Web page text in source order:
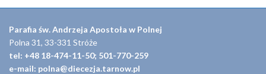
Parafia św. Andrzeja Apostoła w Polnej
Polna 31, 33-331 Stróże
tel: +48 18-474-11-50; 501-770-259
e-mail: polna@diecezja.tarnow.pl